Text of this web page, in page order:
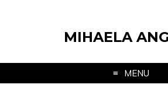
MIHAELA
MENU